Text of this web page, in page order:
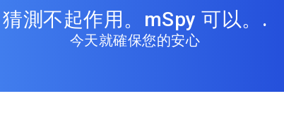
猜測不起作用。mSpy 可以。.
今天就確保您的安心